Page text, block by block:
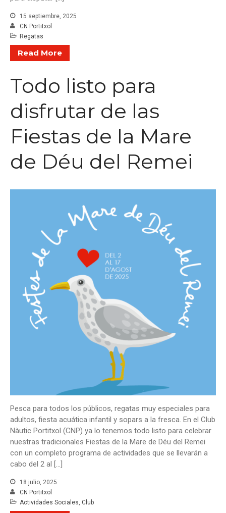
15 septiembre, 2025
CN Portitxol
Regatas
Read More
Todo listo para
disfrutar de las
Fiestas de la Mare
de Déu del Remei
Pesca para todos los públicos, regatas muy especiales para
adultos, fiesta acuática infantil y sopars a la fresca. En el Club
Nàutic Portitxol (CNP) ya lo tenemos todo listo para celebrar
nuestras tradicionales Fiestas de la Mare de Déu del Remei
con un completo programa de actividades que se llevarán a
cabo del 2 al […]
18 julio, 2025
CN Portitxol
Actividades Sociales Club